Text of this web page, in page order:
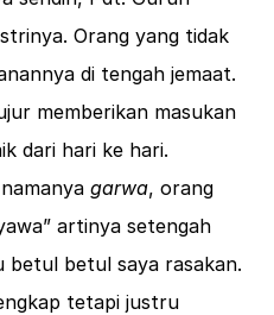
Orang yang tidak
di tengah jemaat.
memberikan masukan
dari hari ke hari.
garwa, orang
artinya setengah
betul betul saya rasakan.
tetapi justru